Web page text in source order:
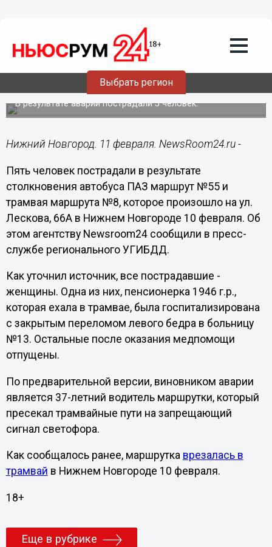
Выбрать регион
Стали известны подробности ДТП с
маршруткой и трамваем в Нижнем
В результате аварии пострадали 5 человек.
Нижний Новгород. 11 февраля. NewsRoom24.ru -
Пять человек пострадали в результате
столкновения автобуса ПАЗ маршрут №55 и
трамвая маршрута №8, которое произошло на ул.
Лескова, 66А в Нижнем Новгороде 10 февраля. Об
этом агентству Newsroom24 сообщили в пресс-
службе регионального УГИБДД.
Как уточнил источник, все пострадавшие -
женщины. Одна из них, пенсионерка 1946 г.р.,
которая ехала в трамвае, была госпитализирована
с закрытым переломом левого бедра в больницу
№13. Остальные после оказания медпомощи
отпущены.
По предварительной версии, виновником аварии
является 37-летний водитель маршрутки, который
пресекал трамвайные пути на запрещающий
сигнал светофора.
Как сообщалось ранее, маршрутка врезалась в
трамвай в Нижнем Новгороде 10 февраля.
18+
Еще в рубрике